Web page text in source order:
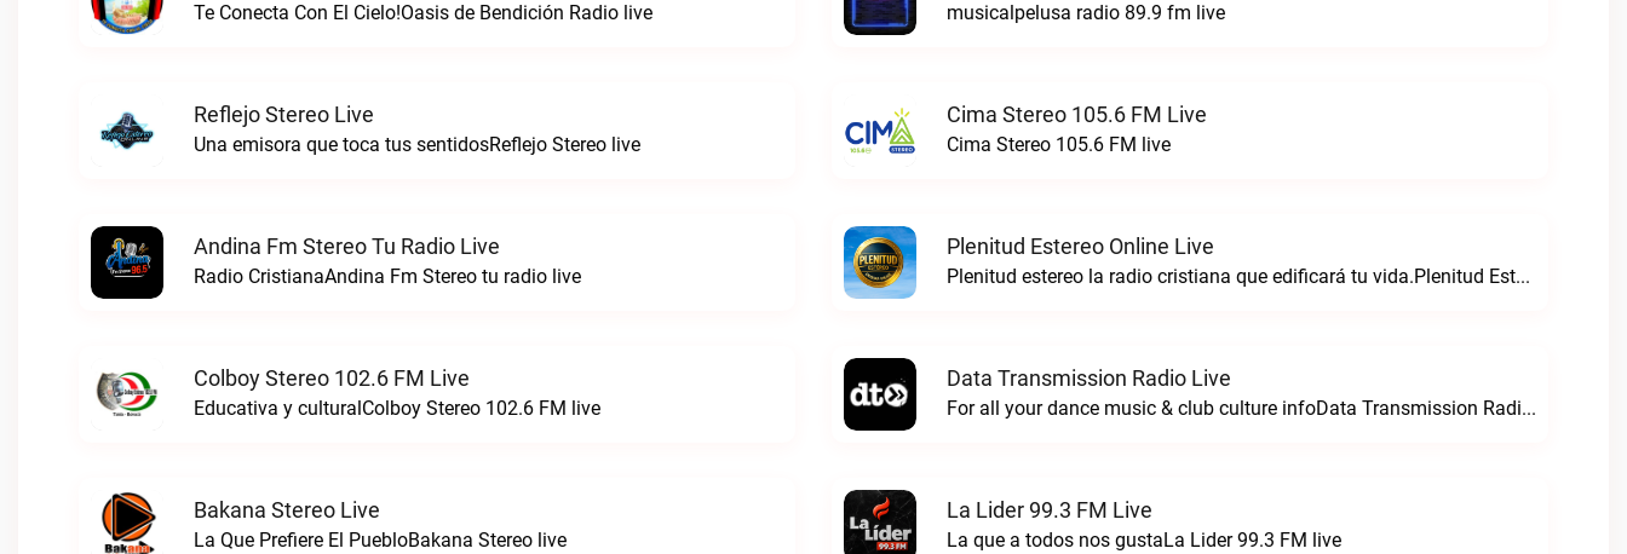
Te Conecta Con El Cielo!Oasis de Bendición Radio live musicalpelusa radio 89.9 fm live
Reflejo Stereo Live
Una emisora que toca tus sentidosReflejo Stereo live
Cima Stereo 105.6 FM Live
Cima Stereo 105.6 FM live
Andina Fm Stereo Tu Radio Live
Radio CristianaAndina Fm Stereo tu radio live
Plenitud Estereo Online Live
Plenitud estereo la radio cristiana que edificará tu vida.Plenitud Estereo Online live
Colboy Stereo 102.6 FM Live
Educativa y culturalColboy Stereo 102.6 FM live
Data Transmission Radio Live
For all your dance music & club culture infoData Transmission Radio live
Bakana Stereo Live
La Que Prefiere El PuebloBakana Stereo live
La Lider 99.3 FM Live
La que a todos nos gustaLa Lider 99.3 FM live